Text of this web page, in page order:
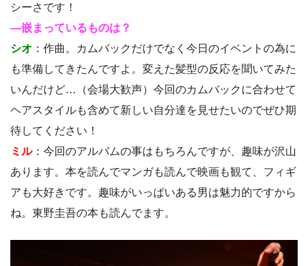
シーさです！
―嵌まっているものは？
シオ ：作曲。カムバックだけでなく今日のイベントの為に
も準備してきたんですよ。変えた髪型の反応を聞いてみた
いんだけど…（会場大歓声）今回のカムバックに合わせて
ヘアスタイルも含めて新しい自分達を見せたいのでぜひ期
待してください！
ミル：今回のアルバムの事はもちろんですが、趣味が沢山
あります。本を読んでマンガも読んで映画も観て、フィギ
アも大好きです。趣味がいっぱいある男は魅力的ですから
ね。東野圭吾の本も読んでます。